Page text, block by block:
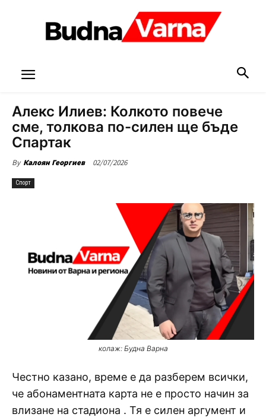
Алекс Илиев: Колкото повече
сме, толкова по-силен ще бъде
Спартак
By Калоян Георгиев 02/07/2026
Спорт
колаж: Будна Варна
Честно казано, време е да разберем всички,
че абонаментната карта не е просто начин за
влизане на стадиона . Тя е силен аргумент и